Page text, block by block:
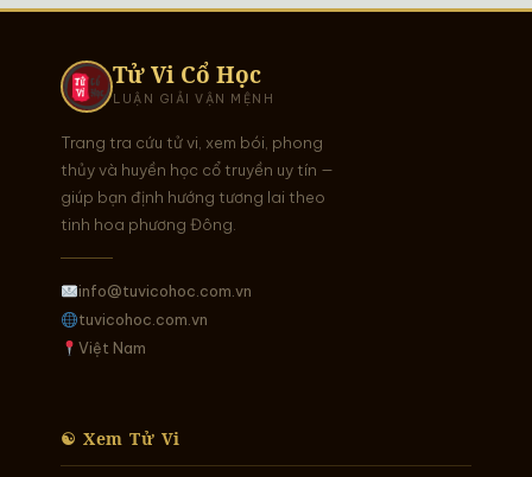
Tử Vi Cổ Học
LUẬN GIẢI VẬN MỆNH
Trang tra cứu tử vi, xem bói, phong
thủy và huyền học cổ truyền uy tín —
giúp bạn định hướng tương lai theo
tinh hoa phương Đông.
info@tuvicohoc.com.vn
tuvicohoc.com.vn
Việt Nam
☯ Xem Tử Vi